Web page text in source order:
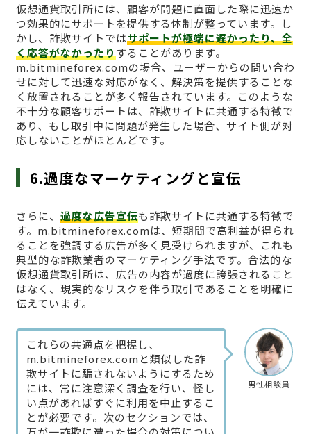
仮想通貨取引所には、顧客が問題に直面した際に迅速か
つ効果的にサポートを提供する体制が整っています。し
かし、詐欺サイトではサポートが極端に遅かったり、全
く応答がなかったりすることがあります。
m.bitmineforex.comの場合、ユーザーからの問い合わ
せに対して迅速な対応がなく、解決策を提供することな
く放置されることが多く報告されています。このような
不十分な顧客サポートは、詐欺サイトに共通する特徴で
あり、もし取引中に問題が発生した場合、サイト側が対
応しないことがほとんどです。
6.過度なマーケティングと宣伝
さらに、 過度な広告宣伝も詐欺サイトに共通する特徴で
す。m.bitmineforex.comは、短期間で高利益が得られ
ることを強調する広告が多く見受けられますが、これも
典型的な詐欺業者のマーケティング手法です。合法的な
仮想通貨取引所は、広告の内容が過度に誇張されること
はなく、現実的なリスクを伴う取引であることを明確に
伝えています。
男性相談員
これらの共通点を把握し、
m.bitmineforex.comと類似した詐
欺サイトに騙されないようにするため
には、常に注意深く調査を行い、怪し
い点があればすぐに利用を中止するこ
とが必要です。次のセクションでは、